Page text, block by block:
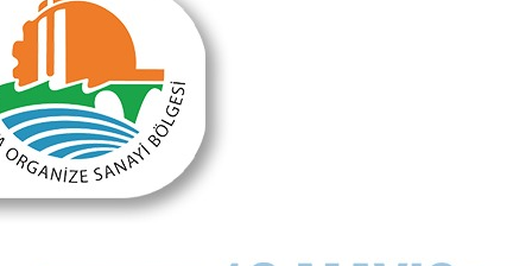
Önceki Makale
Küresel ısınmaya bugün soğuk duran yarın yanar!
Ne yaptın sen Semih Başkan?